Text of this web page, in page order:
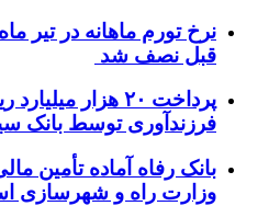
قبل نصف شد
پرداخت ۲۰ هزار
فرزند‌آوری توسط بانک
بانک رفاه آماده تأمین
وزارت راه و شهرسازی